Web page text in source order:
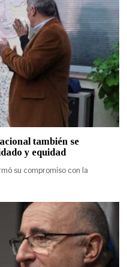
también se
y equidad
su compromiso con la